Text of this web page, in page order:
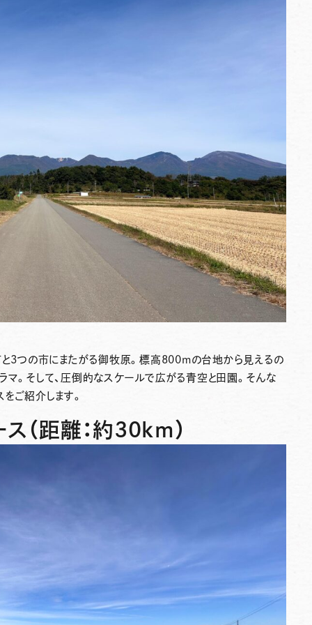
3つの市にまたがる御牧原。標高800mの台地から見えるの
マ。そして、圧倒的なスケールで広がる青空と田園。そんな
ご紹介します。
（距離：約30km）